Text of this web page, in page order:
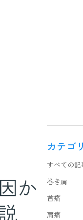
か
カテゴ
すべての記
巻き肩
首痛
肩痛